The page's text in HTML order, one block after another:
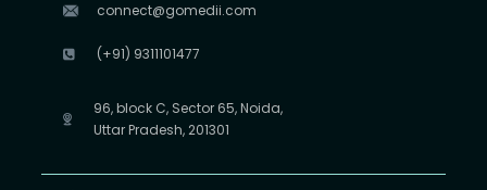
connect@gomedii.com
(+91) 9311101477
96, block C, Sector 65, Noida,
Uttar Pradesh, 201301